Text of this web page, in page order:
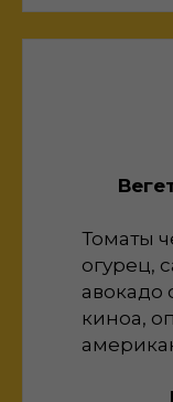
Томаты
огурец,
авокадо
киноа,